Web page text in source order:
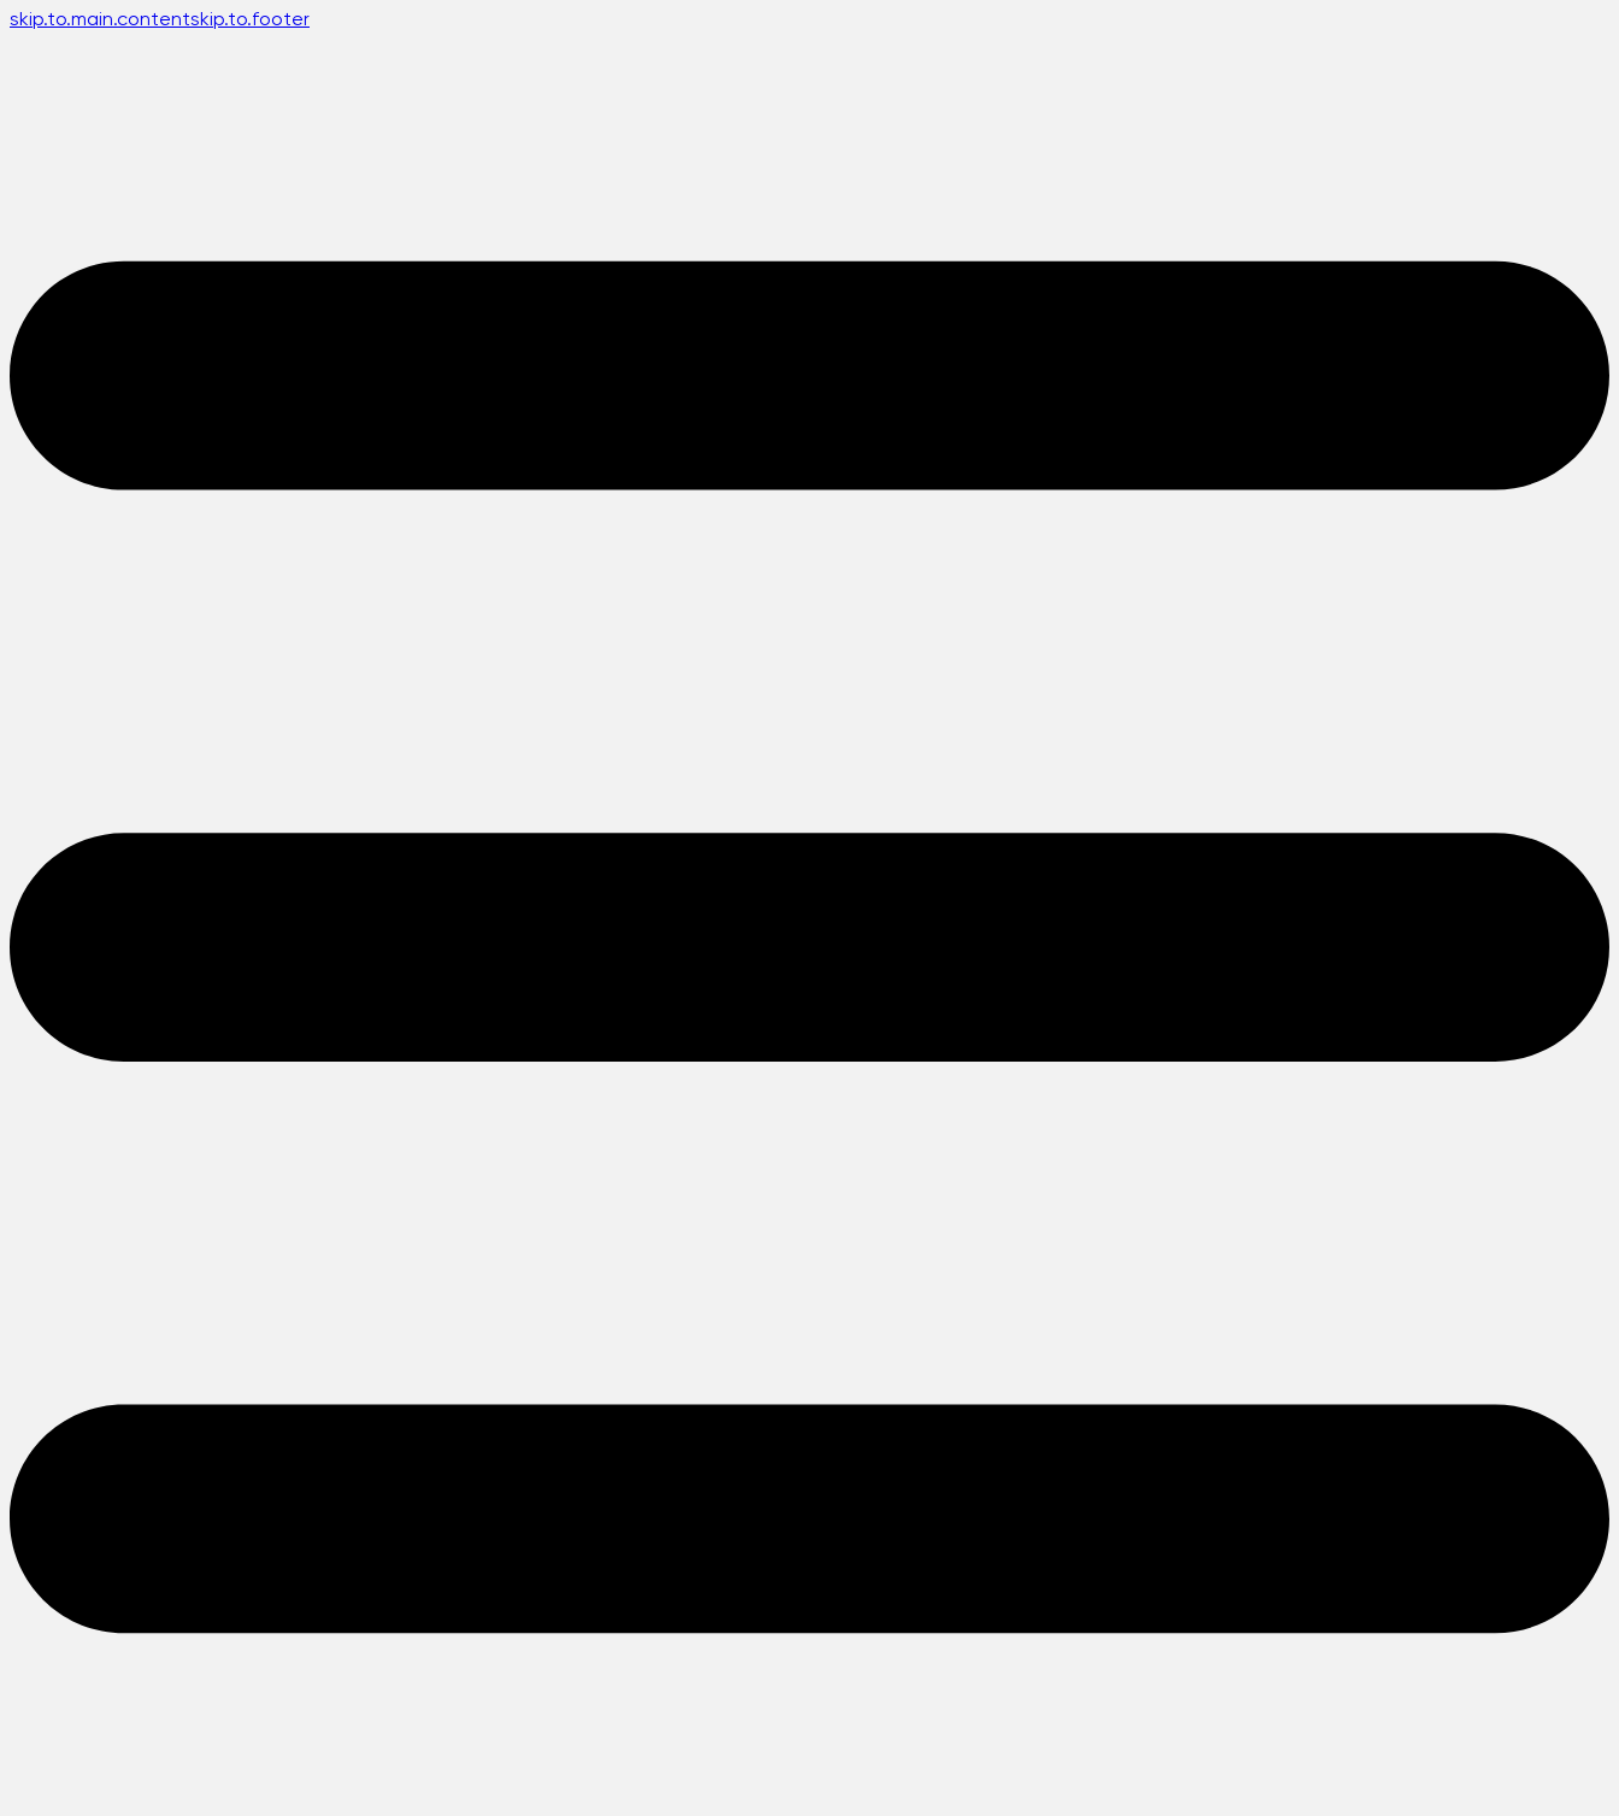
skip.to.main.contentskip.to.footer